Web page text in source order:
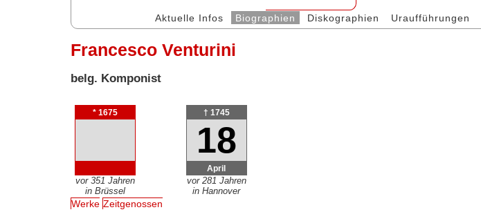
Aktuelle Infos Biographien Diskographien Uraufführungen
Francesco Venturini
belg. Komponist
* 1675
vor 351 Jahren
in Brüssel
† 1745
18
April
vor 281 Jahren
in Hannover
Werke Zeitgenossen